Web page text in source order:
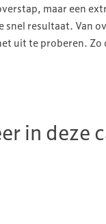
maar een
snel resultaat. Van
uit te proberen. Zo
in deze